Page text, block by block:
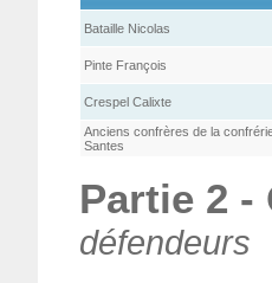
Bataille Nicolas
Pinte François
Crespel Calixte
Anciens confrères de la
Santes
Partie 2
défendeurs